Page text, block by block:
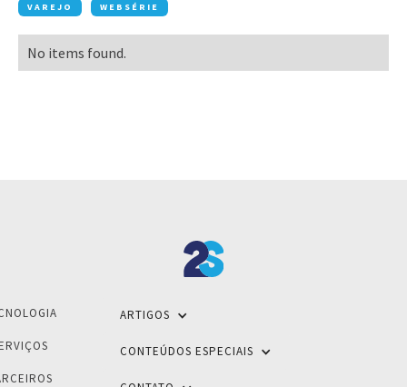
VAREJO
WEBSÉRIE
No items found.
ARTIGOS
CONTEÚDOS ESPECIAIS